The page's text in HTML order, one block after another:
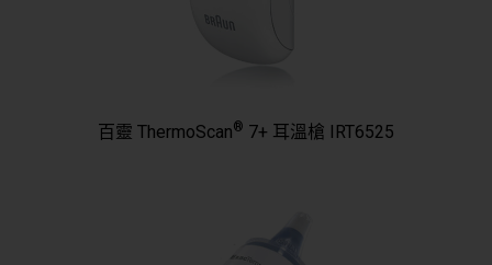
百靈 ThermoScan® 7+ 耳溫槍 IRT6525